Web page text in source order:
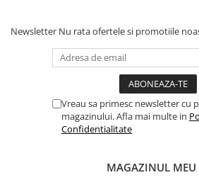
crud (4%), năut întreg, linte
fibre de linte, iepure întreg
proaspăt de pui (ficat,
curcan proaspătă (ficat,
de pui (1%), varec uscat,
proaspăt, dovleac întreg
întreg proaspăt, afine
Aditivi:
Newsletter Nu rata ofertele si promotiile
Vreau sa primesc newsletter cu
magazinului. Afla mai multe in
Confidentialitate
MAGAZINUL MEU